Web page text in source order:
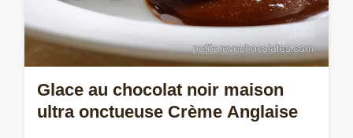
Glace au chocolat noir maison
ultra onctueuse Crème Anglaise